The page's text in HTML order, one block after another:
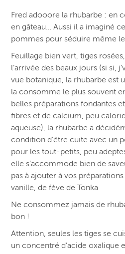
Fred adooore la rhubarbe : en
en gâteau… Aussi il a imaginé
pommes pour séduire même
Feuillage bien vert, tiges
l’arrivée des beaux jours (si si,
vue botanique, la rhubarbe est
la consomme le plus souvent
belles préparations fondantes
fibres et de calcium, peu
aqueuse), la rhubarbe a
condition d’être cuite avec un
pour les tout-petits, peu
elle s’accommode bien de
pas à ajouter à vos
vanille, de fève de Tonka
Ne consommez jamais de
bon !
Attention, seules les tiges se
un concentré d’acide oxalique